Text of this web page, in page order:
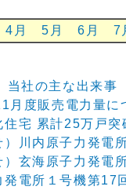
4月 5月 6月 7
社の主な出来事
月度販売電力量に
住宅 累計25万戸突
）川内原子力発電
）玄海原子力発電
発電所１号機第17